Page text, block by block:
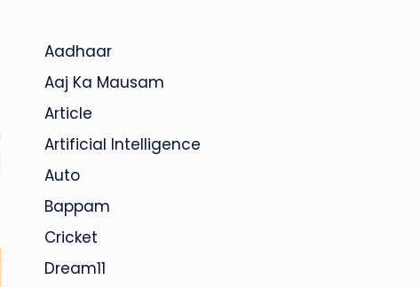
Aadhaar
Aaj Ka Mausam
Article
Artificial Intelligence
Auto
Bappam
Cricket
Dream11